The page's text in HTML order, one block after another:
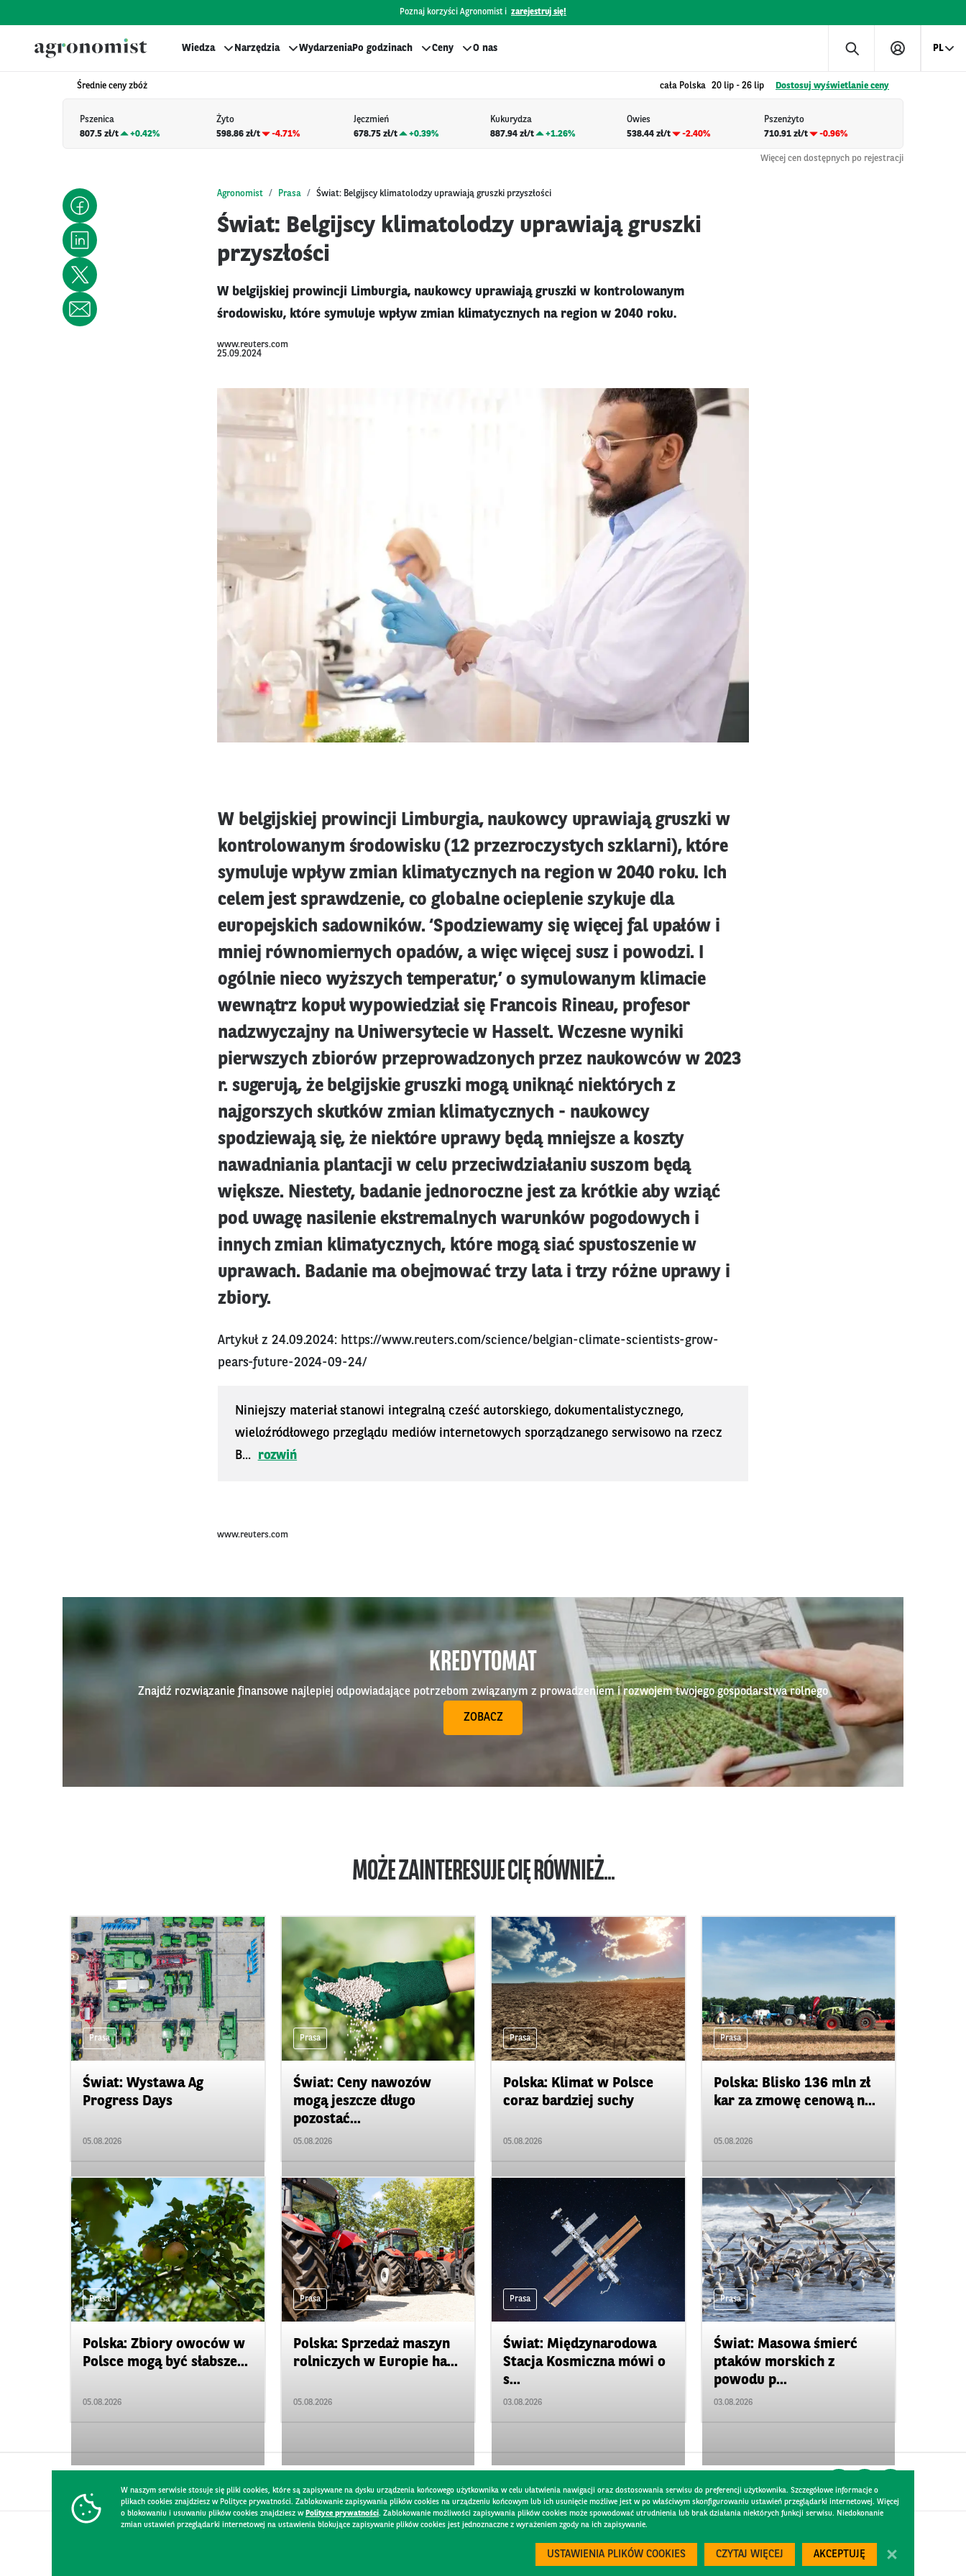
Poznaj korzyści Agronomist i zarejestruj się!
Wiedza Narzędzia WydarzeniaPo godzinach Ceny O nas PL
Średnie ceny zbóż cała Polska 20 lip - 26 lip Dostosuj wyświetlanie ceny
Pszenica
807.5 zł/t
+0.42%
Żyto
598.86 zł/t
-4.71%
Jęczmień
678.75 zł/t
+0.39%
Kukurydza
887.94 zł/t
+1.26%
Owies
538.44 zł/t
-2.40%
Pszenżyto
710.91 zł/t
-0.96%
Więcej cen dostępnych po rejestracji
Agronomist Prasa Świat: Belgijscy klimatolodzy uprawiają gruszki przyszłości
Świat: Belgijscy klimatolodzy uprawiają gruszki
przyszłości
W belgijskiej prowincji Limburgia, naukowcy uprawiają gruszki w kontrolowanym
środowisku, które symuluje wpływ zmian klimatycznych na region w 2040 roku.
www.reuters.com
25.09.2024
W belgijskiej prowincji Limburgia, naukowcy uprawiają gruszki w
kontrolowanym środowisku (12 przezroczystych szklarni), które
symuluje wpływ zmian klimatycznych na region w 2040 roku. Ich
celem jest sprawdzenie, co globalne ocieplenie szykuje dla
europejskich sadowników. ‘Spodziewamy się więcej fal upałów i
mniej równomiernych opadów, a więc więcej susz i powodzi. I
ogólnie nieco wyższych temperatur,’ o symulowanym klimacie
wewnątrz kopuł wypowiedział się Francois Rineau, profesor
nadzwyczajny na Uniwersytecie w Hasselt. Wczesne wyniki
pierwszych zbiorów przeprowadzonych przez naukowców w 2023
r. sugerują, że belgijskie gruszki mogą uniknąć niektórych z
najgorszych skutków zmian klimatycznych - naukowcy
spodziewają się, że niektóre uprawy będą mniejsze a koszty
nawadniania plantacji w celu przeciwdziałaniu suszom będą
większe. Niestety, badanie jednoroczne jest za krótkie aby wziąć
pod uwagę nasilenie ekstremalnych warunków pogodowych i
innych zmian klimatycznych, które mogą siać spustoszenie w
uprawach. Badanie ma obejmować trzy lata i trzy różne uprawy i
zbiory.
Artykuł z 24.09.2024: https://www.reuters.com/science/belgian-climate-scientists-grow-
pears-future-2024-09-24/
Niniejszy materiał stanowi integralną cześć autorskiego, dokumentalistycznego,
wieloźródłowego przeglądu mediów internetowych sporządzanego serwisowo na rzecz
B...
rozwiń
www.reuters.com
KREDYTOMAT
Znajdź rozwiązanie finansowe najlepiej odpowiadające potrzebom związanym z prowadzeniem i rozwojem twojego gospodarstwa rolnego
ZOBACZ
MOŻE ZAINTERESUJE CIĘ RÓWNIEŻ...
Prasa
Świat: Wystawa Ag
Progress Days
05.08.2026
Prasa
Świat: Ceny nawozów
mogą jeszcze długo
pozostać...
05.08.2026
Prasa
Polska: Klimat w Polsce
coraz bardziej suchy
05.08.2026
Prasa
Polska: Blisko 136 mln zł
kar za zmowę cenową n...
05.08.2026
Prasa
Polska: Zbiory owoców w
Polsce mogą być słabsze...
05.08.2026
Prasa
Polska: Sprzedaż maszyn
rolniczych w Europie ha...
05.08.2026
Prasa
Świat: Międzynarodowa
Stacja Kosmiczna mówi o
s...
03.08.2026
Prasa
Świat: Masowa śmierć
ptaków morskich z
powodu p...
03.08.2026
W naszym serwisie stosuje się pliki cookies, które są zapisywane na dysku urządzenia końcowego użytkownika w celu ułatwienia nawigacji oraz dostosowania serwisu do preferencji użytkownika. Szczegółowe informacje o
plikach cookies znajdziesz w Polityce prywatności. Zablokowanie zapisywania plików cookies na urządzeniu końcowym lub ich usunięcie możliwe jest w po właściwym skonfigurowaniu ustawień przeglądarki internetowej. Więcej
o blokowaniu i usuwaniu plików cookies znajdziesz w Polityce prywatności. Zablokowanie możliwości zapisywania plików cookies może spowodować utrudnienia lub brak działania niektórych funkcji serwisu. Niedokonanie
zmian ustawień przeglądarki internetowej na ustawienia blokujące zapisywanie plików cookies jest jednoznaczne z wyrażeniem zgody na ich zapisywanie.
USTAWIENIA PLIKÓW COOKIES CZYTAJ WIĘCEJ AKCEPTUJĘ
Created by 300.codes